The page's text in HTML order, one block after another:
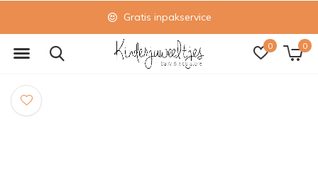
0 0
Gratis inpakservice